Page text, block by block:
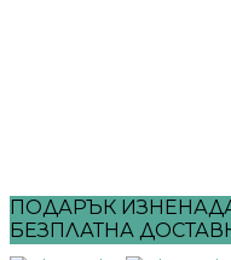
ПОДАРЪК
БЕЗПЛАТНА